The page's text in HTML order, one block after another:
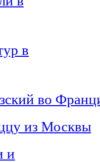
в
во
из Москвы
и